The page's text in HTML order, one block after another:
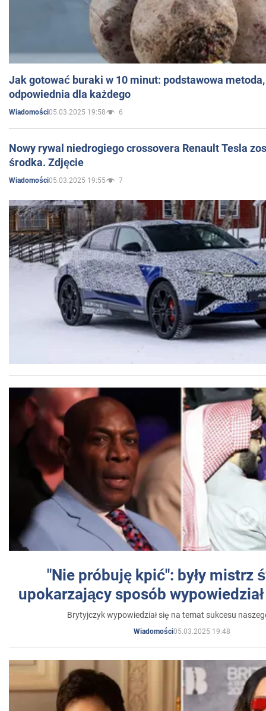
Jak gotować buraki w 10 minut: podstawowa
odpowiednia dla każdego
Wiadomości05.03.2025 19:58 6
Nowy rywal niedrogiego crossovera Renault Tesla
środka. Zdjęcie
Wiadomości05.03.2025 19:55 7
"Nie próbuję kpić": były mistrz
upokarzający sposób
Brytyjczyk wypowiedział się na temat sukcesu
Wiadomości05.03.2025 19:48